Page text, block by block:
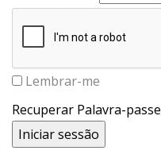
Lembrar-me
Recuperar Palavra-passe